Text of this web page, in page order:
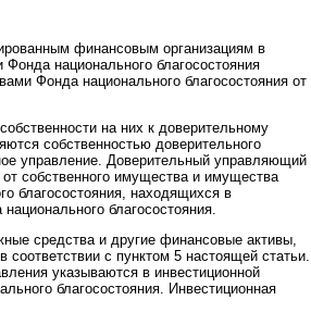
финансовым организациям в
национального благосостояния
Фонда национального благосостояния от
на них к доверительному
собственностью доверительного
управление. Доверительный управляющий
собственного имущества и имущества
благосостояния, находящихся в
благосостояния.
средства и другие финансовые активы,
с пунктом 5 настоящей статьи.
указываются в инвестиционной
благосостояния. Инвестиционная